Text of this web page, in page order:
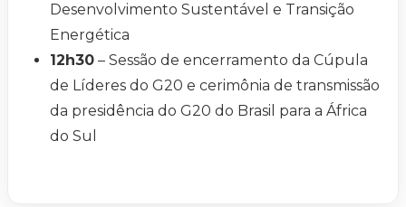
Desenvolvimento Sustentável e Transição
Energética
12h30 – Sessão de encerramento da Cúpula
de Líderes do G20 e cerimônia de transmissão
da presidência do G20 do Brasil para a África
do Sul